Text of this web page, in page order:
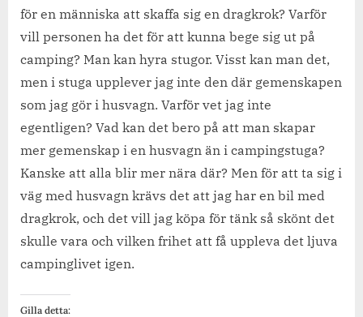
för en människa att skaffa sig en dragkrok? Varför
vill personen ha det för att kunna bege sig ut på
camping? Man kan hyra stugor. Visst kan man det,
men i stuga upplever jag inte den där gemenskapen
som jag gör i husvagn. Varför vet jag inte
egentligen? Vad kan det bero på att man skapar
mer gemenskap i en husvagn än i campingstuga?
Kanske att alla blir mer nära där? Men för att ta sig i
väg med husvagn krävs det att jag har en bil med
dragkrok, och det vill jag köpa för tänk så skönt det
skulle vara och vilken frihet att få uppleva det ljuva
campinglivet igen.
Gilla detta: